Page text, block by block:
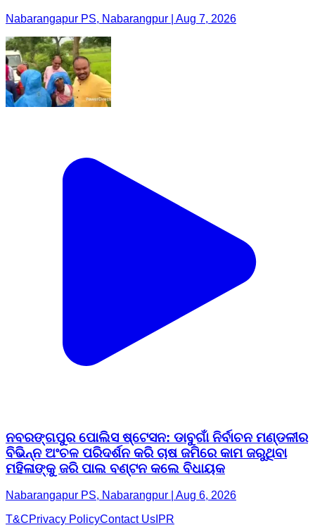
Nabarangapur PS, Nabarangpur | Aug 7, 2026
ନବରଙ୍ଗପୁର ପୋଲିସ ଷ୍ଟେସନ: ଡାବୁଗାଁ ନିର୍ବାଚନ ମଣ୍ଡଳୀର
ବିଭିନ୍ନ ଅଂଚଳ ପରିଦର୍ଶନ କରି ଚାଷ ଜମିରେ କାମ ଜରୁଥିବା
ମହିଳାଙ୍କୁ ଜରି ପାଲ ବଣ୍ଟନ କଲେ ବିଧାୟକ
Nabarangapur PS, Nabarangpur | Aug 6, 2026